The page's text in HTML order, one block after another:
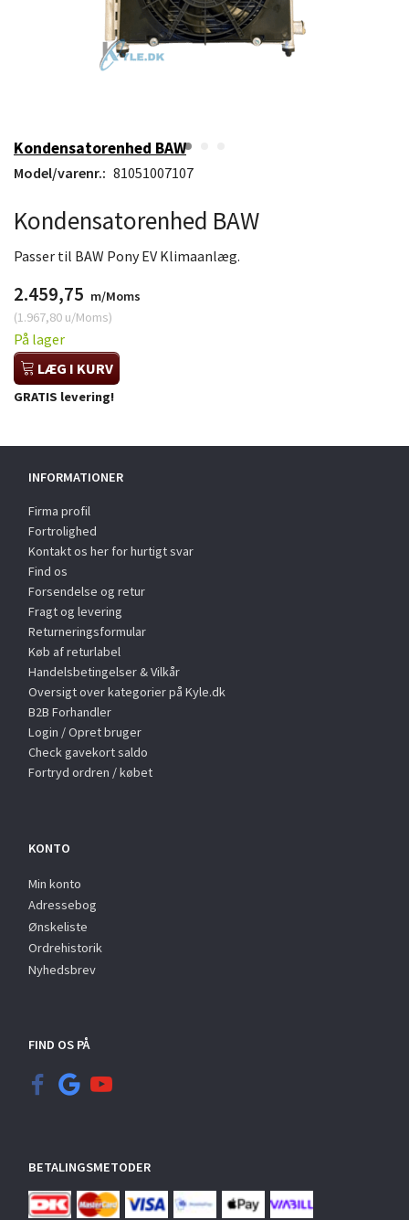
Kondensatorenhed BAW
Model/varenr.: 81051007107
Kondensatorenhed BAW
Passer til BAW Pony EV Klimaanlæg.
2.459,75 m/Moms
(1.967,80 u/Moms)
På lager
LÆG I KURV
GRATIS levering!
INFORMATIONER
Firma profil
Fortrolighed
Kontakt os her for hurtigt svar
Find os
Forsendelse og retur
Fragt og levering
Returneringsformular
Køb af returlabel
Handelsbetingelser & Vilkår
Oversigt over kategorier på Kyle.dk
B2B Forhandler
Login / Opret bruger
Check gavekort saldo
Fortryd ordren / købet
KONTO
Min konto
Adressebog
Ønskeliste
Ordrehistorik
Nyhedsbrev
FIND OS PÅ
BETALINGSMETODER